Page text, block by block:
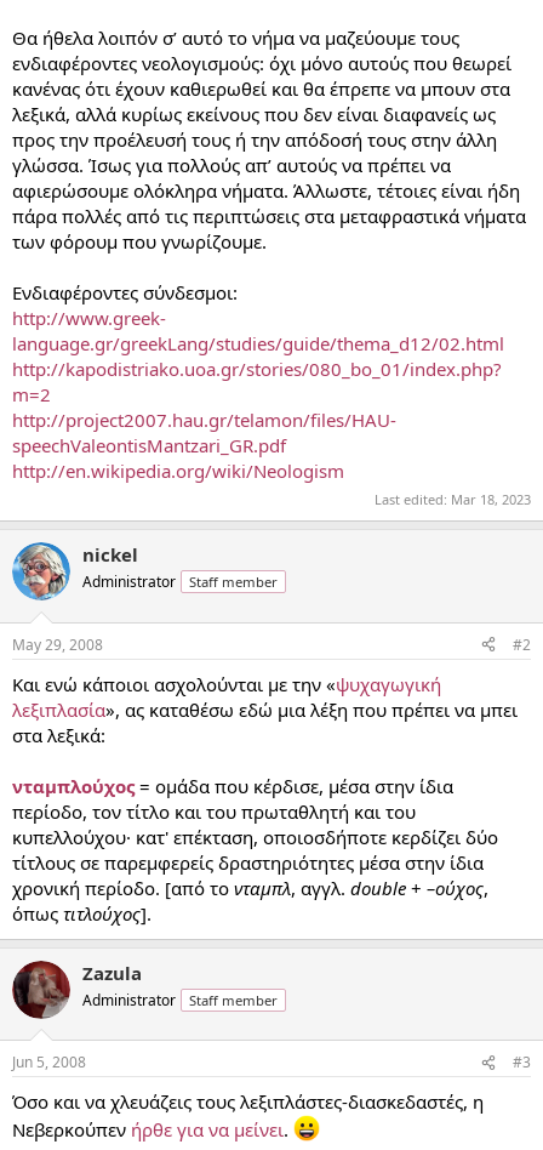
Θα ήθελα λοιπόν σ’ αυτό το νήμα να μαζεύουμε τους
ενδιαφέροντες νεολογισμούς: όχι μόνο αυτούς που θεωρεί
κανένας ότι έχουν καθιερωθεί και θα έπρεπε να μπουν στα
λεξικά, αλλά κυρίως εκείνους που δεν είναι διαφανείς ως
προς την προέλευσή τους ή την απόδοσή τους στην άλλη
γλώσσα. Ίσως για πολλούς απ’ αυτούς να πρέπει να
αφιερώσουμε ολόκληρα νήματα. Άλλωστε, τέτοιες είναι ήδη
πάρα πολλές από τις περιπτώσεις στα μεταφραστικά νήματα
των φόρουμ που γνωρίζουμε.
Ενδιαφέροντες σύνδεσμοι:
http://www.greek-
language.gr/greekLang/studies/guide/thema_d12/02.html
http://kapodistriako.uoa.gr/stories/080_bo_01/index.php?
m=2
http://project2007.hau.gr/telamon/files/HAU-
speechValeontisMantzari_GR.pdf
http://en.wikipedia.org/wiki/Neologism
Last edited: Mar 18, 2023
nickel
Administrator Staff member
May 29, 2008 #2
Και ενώ κάποιοι ασχολούνται με την «ψυχαγωγική
λεξιπλασία», ας καταθέσω εδώ μια λέξη που πρέπει να μπει
στα λεξικά:
νταμπλούχος= ομάδα που κέρδισε, μέσα στην ίδια
περίοδο, τον τίτλο και του πρωταθλητή και του
κυπελλούχου· κατ' επέκταση, οποιοσδήποτε κερδίζει δύο
τίτλους σε παρεμφερείς δραστηριότητες μέσα στην ίδια
χρονική περίοδο. [από το νταμπλ, αγγλ. double + –ούχος,
όπως τιτλούχος].
Zazula
Administrator Staff member
Jun 5, 2008 #3
Όσο και να χλευάζεις τους λεξιπλάστες-διασκεδαστές, η
Νεβερκούπεν ήρθε για να μείνει.